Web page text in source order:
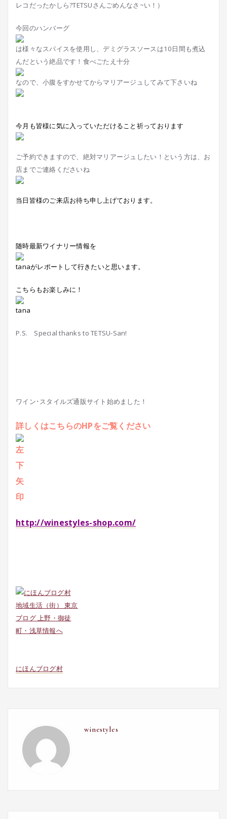
レコだったかしら?TETSUさんごめんなさ~い！）
今回のハンバーグ
は様々なスパイスを使用し、デミグラスソースは10日間も煮込
んだという絶品です！食べごたえ十分
なので、小腹をすかせてからマリアージュしてみて下さいね
今月も皆様に気に入っていただけること祈っております
ご予約できますので、絶対マリアージュしたい！という方は、お
店までご連絡くださいね
当日皆様のご来店お待ち申し上げております。
随時最新ワイナリー情報を
tanaがレポートして行きたいと思います。
こちらもお楽しみに！
tana
P.S. Special thanks to TETSU-San!
ワイン･スタイルズ通販サイト始めました！
詳しくはこちらのHPをご覧ください
http://winestyles-shop.com/
にほんブログ村
winestyles